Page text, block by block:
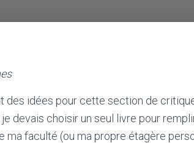
des idées pour cette section de
devais choisir un seul livre pour
ma faculté (ou ma propre étagère